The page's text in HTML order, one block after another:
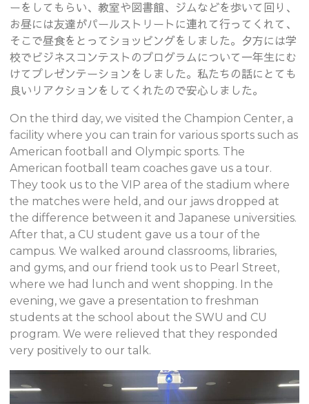
ーをしてもらい、教室や図書館、ジムなどを歩いて回り、
お昼には友達がパールストリートに連れて行ってくれて、
そこで昼食をとってショッピングをしました。夕方には学
校でビジネスコンテストのプログラムについて一年生にむ
けてプレゼンテーションをしました。私たちの話にとても
良いリアクションをしてくれたので安心しました。
On the third day, we visited the Champion Center, a
facility where you can train for various sports such as
American football and Olympic sports. The
American football team coaches gave us a tour.
They took us to the VIP area of the stadium where
the matches were held, and our jaws dropped at
the difference between it and Japanese universities.
After that, a CU student gave us a tour of the
campus. We walked around classrooms, libraries,
and gyms, and our friend took us to Pearl Street,
where we had lunch and went shopping. In the
evening, we gave a presentation to freshman
students at the school about the SWU and CU
program. We were relieved that they responded
very positively to our talk.